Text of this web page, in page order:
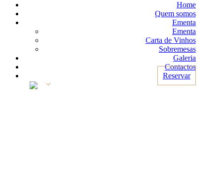
Home
Quem somos
Ementa
Ementa
Carta de Vinhos
Sobremesas
Galeria
Contactos
Reservar